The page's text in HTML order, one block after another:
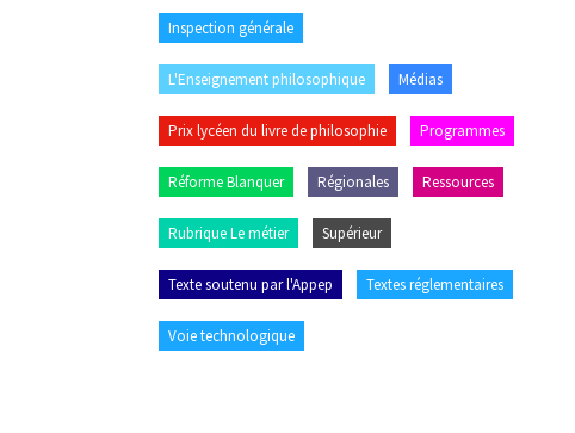
Inspection générale
L'Enseignement philosophique Médias
Prix lycéen du livre de philosophie Programmes
Réforme Blanquer Régionales Ressources
Rubrique Le métier Supérieur
Texte soutenu par l'Appep Textes réglementaires
Voie technologique